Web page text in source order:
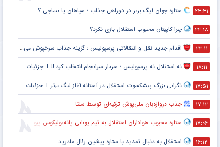
۲۳:۳۱ ستاره جوان لیگ برتر در دوراهی جذاب ؛ سپاهان یا نساجی ؟
۲۳:۱۸ چرا کاپیتان محبوب استقلال بازی نکرد؟
۲۳:۱۱ اقدام جدید نقل و انتقالاتی پرسپولیس ؛ گزینه جذاب سرخپوش می شود؟
۱۸:۱۱ نه استقلال نه پرسپولیس ؛ سردار سرانجام انتخاب کرد !! + جزئیات
۱۷:۵۱ نگرانی بزرگ پیشکسوت استقلال در آستانه آغاز لیگ برتر + جزئیات
۱۷:۱۲ جذب دروازه‌بان ملی‌پوش ترکیه‌ای توسط سلتا
۱۷:۰۶ ستاره محبوب هواداران استقلال به تیم یونانی پانه‌تولیکوس پیوست
۱۶:۱۲ استقلال به دنبال تمدید با ستاره پیشین رئال مادرید